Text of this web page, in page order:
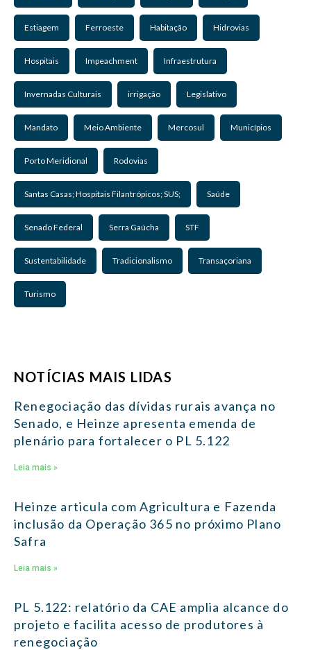
Estiagem Ferroeste Habitação Hidrovias
Hospitais Impeachment Infraestrutura
Invernadas Culturais irrigação Legislativo
Mandato Meio Ambiente Mercosul Municípios
Porto Meridional Rodovias
Santas Casas; Hospitais Filantrópicos; SUS; Saúde
Senado Federal Serra Gaúcha STF
Sustentabilidade Tradicionalismo Transaçoriana
Turismo
NOTÍCIAS MAIS LIDAS
Renegociação das dívidas rurais avança no
Senado, e Heinze apresenta emenda de
plenário para fortalecer o PL 5.122
Leia mais »
Heinze articula com Agricultura e Fazenda
inclusão da Operação 365 no próximo Plano
Safra
Leia mais »
PL 5.122: relatório da CAE amplia alcance do
projeto e facilita acesso de produtores à
renegociação